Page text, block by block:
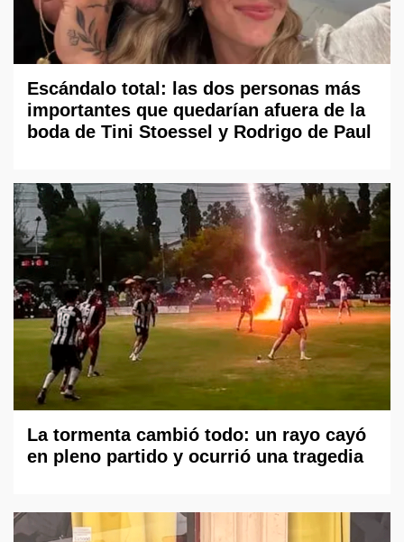
Escándalo total: las dos personas más
importantes que quedarían afuera de la
boda de Tini Stoessel y Rodrigo de Paul
La tormenta cambió todo: un rayo cayó
en pleno partido y ocurrió una tragedia